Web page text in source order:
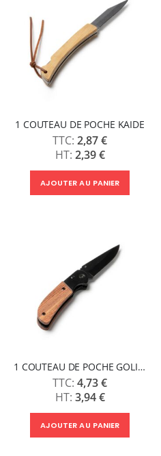
1 COUTEAU DE POCHE KAIDE
2,87 €
2,39 €
AJOUTER AU PANIER
1 COUTEAU DE POCHE GOLIAT
4,73 €
3,94 €
AJOUTER AU PANIER